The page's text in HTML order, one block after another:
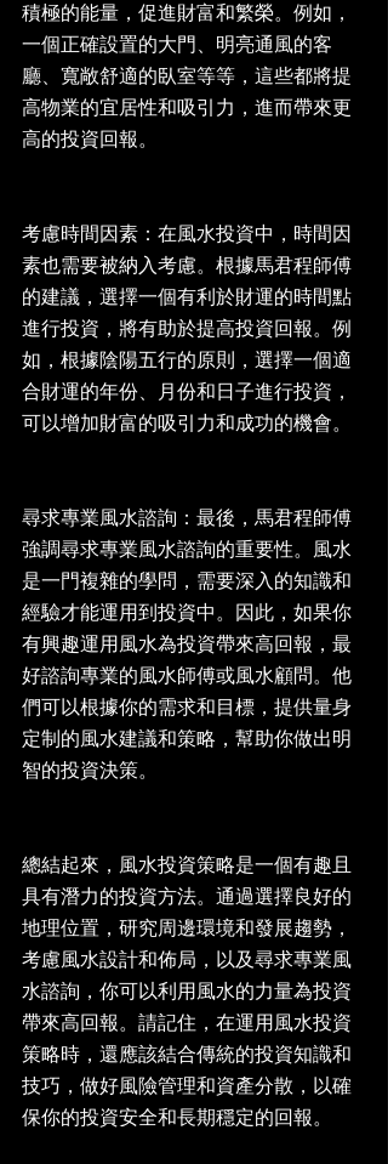
積極的能量，促進財富和繁榮。例如，
一個正確設置的大門、明亮通風的客
廳、寬敞舒適的臥室等等，這些都將提
高物業的宜居性和吸引力，進而帶來更
高的投資回報。
考慮時間因素：在風水投資中，時間因
素也需要被納入考慮。根據馬君程師傅
的建議，選擇一個有利於財運的時間點
進行投資，將有助於提高投資回報。例
如，根據陰陽五行的原則，選擇一個適
合財運的年份、月份和日子進行投資，
可以增加財富的吸引力和成功的機會。
尋求專業風水諮詢：最後，馬君程師傅
強調尋求專業風水諮詢的重要性。風水
是一門複雜的學問，需要深入的知識和
經驗才能運用到投資中。因此，如果你
有興趣運用風水為投資帶來高回報，最
好諮詢專業的風水師傅或風水顧問。他
們可以根據你的需求和目標，提供量身
定制的風水建議和策略，幫助你做出明
智的投資決策。
總結起來，風水投資策略是一個有趣且
具有潛力的投資方法。通過選擇良好的
地理位置，研究周邊環境和發展趨勢，
考慮風水設計和佈局，以及尋求專業風
水諮詢，你可以利用風水的力量為投資
帶來高回報。請記住，在運用風水投資
策略時，還應該結合傳統的投資知識和
技巧，做好風險管理和資產分散，以確
保你的投資安全和長期穩定的回報。